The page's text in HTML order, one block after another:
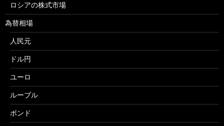
ロシアの株式市場
為替相場
人民元
ドル円
ユーロ
ルーブル
ポンド